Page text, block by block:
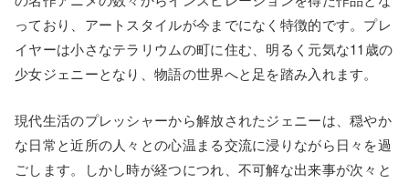
っており、アートスタイルが今までになく特徴的です。プレ
イヤーは小さなテラリウムの町に住む、明るく元気な11歳の
少女ジェニーとなり、物語の世界へと足を踏み入れます。
現代生活のプレッシャーから解放されたジェニーは、穏やか
な日常と近所の人々との心温まる交流に浸りながら日々を過
ごします。しかし時が経つにつれ、不可解な出来事が次々と